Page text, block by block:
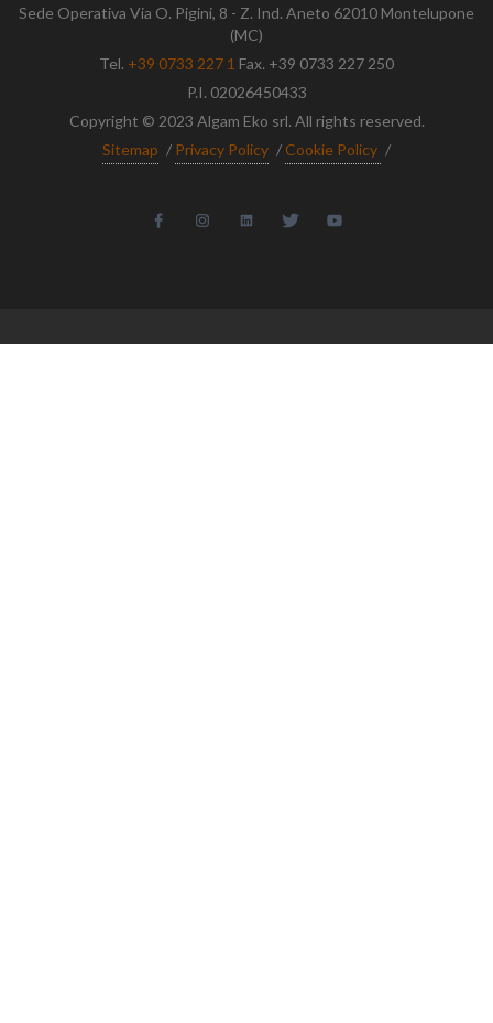
Sede Operativa Via O. Pigini, 8 - Z. Ind. Aneto 62010 Montelupone
(MC)
Tel. +39 0733 227 1 Fax. +39 0733 227 250
P.I. 02026450433
Copyright © 2023 Algam Eko srl. All rights reserved.
Sitemap / Privacy Policy / Cookie Policy /